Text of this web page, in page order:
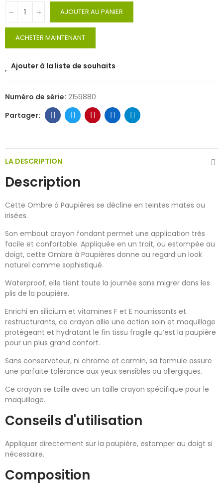
AJOUTER AU PANIER
ACHETER MAINTENANT
Ajouter à la liste de souhaits
Numéro de série: 2159880
LA DESCRIPTION
Description
Cette Ombre à Paupières se décline en teintes mates ou
irisées.
Son embout crayon fondant permet une application très
facile et confortable. Appliquée en un trait, ou estompée au
doigt, cette Ombre à Paupières donne au regard un look
naturel comme sophistiqué.
Waterproof, elle tient toute la journée sans migrer dans les
plis de la paupière.
Enrichi en silicium et vitamines F et E nourrissants et
restructurants, ce crayon allie une action soin et maquillage
protégeant et hydratant le fin tissu fragile qu’est la paupière
pour un plus grand confort.
Sans conservateur, ni chrome et carmin, sa formule assure
une parfaite tolérance aux yeux sensibles ou allergiques.
Ce crayon se taille avec un taille crayon spécifique pour le
maquillage.
Conseils d'utilisation
Appliquer directement sur la paupière, estomper au doigt si
nécessaire.
Composition